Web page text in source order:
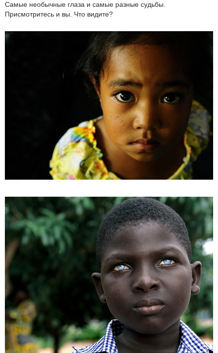
Самые необычные глаза и самые разные судьбы.
Присмотритесь и вы. Что видите?